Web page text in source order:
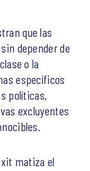
que las
depender de
o la
específicos
políticas,
excluyentes
matiza el